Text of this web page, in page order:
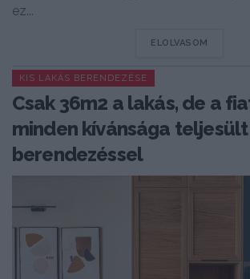
ez...
ELOLVASOM
KIS LAKÁS BERENDEZÉSE
Csak 36m2 a lakás, de a
minden kívánsága teljesült
berendezéssel